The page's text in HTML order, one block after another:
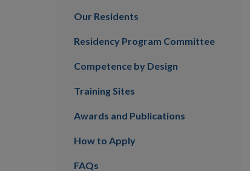
Our Residents
Residency Program Committee
Competence by Design
Training Sites
Awards and Publications
How to Apply
FAQs